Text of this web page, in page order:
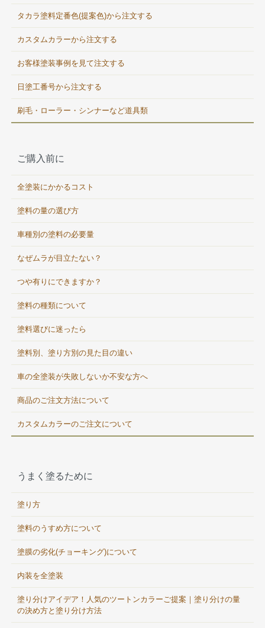
タカラ塗料定番色(提案色)から注文する
カスタムカラーから注文する
お客様塗装事例を見て注文する
日塗工番号から注文する
刷毛・ローラー・シンナーなど道具類
ご購入前に
全塗装にかかるコスト
塗料の量の選び方
車種別の塗料の必要量
なぜムラが目立たない？
つや有りにできますか？
塗料の種類について
塗料選びに迷ったら
塗料別、塗り方別の見た目の違い
車の全塗装が失敗しないか不安な方へ
商品のご注文方法について
カスタムカラーのご注文について
うまく塗るために
塗り方
塗料のうすめ方について
塗膜の劣化(チョーキング)について
内装を全塗装
塗り分けアイデア！人気のツートンカラーご提案｜塗り分けの量
の決め方と塗り分け方法